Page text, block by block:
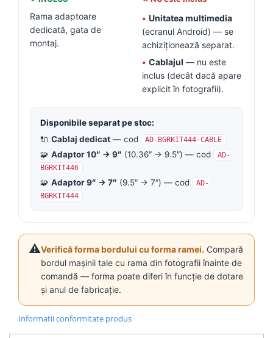
Rama adaptoare
dedicată, gata de
montaj.
• Unitatea multimedia
(ecranul Android) — se
achiziționează separat.
• Cablajul — nu este
inclus (decât dacă apare
explicit în fotografii).
Disponibile separat pe stoc:
🔌 Cablaj dedicat — cod AD-BGRKIT444-CABLE
🧩 Adaptor 10″ → 9″ (10.36″ → 9.5″) — cod
AD-
BGRKIT446
🧩 Adaptor 9″ → 7″ (9.5″ → 7″) — cod
AD-
BGRKIT444
⚠️Verifică forma bordului cu forma ramei. Compară
bordul mașinii tale cu rama din fotografii înainte de
comandă — forma poate diferi în funcție de dotare
și anul de fabricație.
Informatii conformitate produs